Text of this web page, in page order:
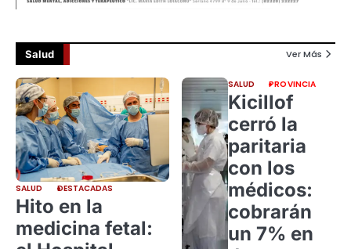
Salud Ver Más
SALUD DESTACADAS
Hito en la
medicina fetal:
SALUD PROVINCIA
Kicillof
cerró la
paritaria
con los
médicos:
cobrarán
un 7% en